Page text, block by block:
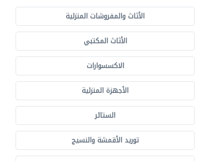
الأثاث والمفروشات المنزلية
الأثاث المكتبي
الاكسسوارات
الأجهزة المنزلية
الستائر
توريد الأقمشة والنسيج